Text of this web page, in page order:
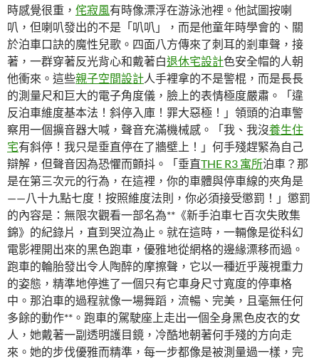
時感覺很重， 侘寂風有時像漂浮在游泳池裡。他試圖按喇
叭，但喇叭發出的不是「叭叭」，而是他童年時學會的、關
於泊車口訣的魔性兒歌。四面八方傳來了刺耳的剎車聲，接
著，一群穿著反光背心和戴著白退休宅設計色安全帽的人朝
他衝來。這些親子空間設計人手裡拿的不是警棍，而是長長
的測量尺和巨大的電子角度儀，臉上的表情極度嚴肅。「違
反泊車維度基本法！斜停入庫！罪大惡極！」領頭的泊車警
察用一個擴音器大喊，聲音充滿機械感。「我、我沒養生住
宅有斜停！我只是垂直停在了牆壁上！」何手殘趕緊為自己
辯解，但聲音因為恐懼而顫抖。「垂直THE R3 寓所泊車？那
是在第三次元的行為，在這裡，你的車體與停車線的夾角是
——八十九點七度！按照維度法則，你必須接受懲罰！」懲罰
的內容是：無限次觀看一部名為**《新手泊車七百次失敗集
錦》的紀錄片，直到哭泣為止。就在這時，一輛像是從科幻
電影裡開出來的黑色跑車，優雅地從網格的邊緣漂移而過。
跑車的輪胎發出令人陶醉的摩擦聲，它以一種近乎蔑視重力
的姿態，精準地停進了一個只有它車身尺寸寬度的停車格
中。那泊車的過程就像一場舞蹈，流暢、完美，且毫無任何
多餘的動作**。跑車的駕駛座上走出一個全身黑色皮衣的女
人，她戴著一副透明護目鏡，冷酷地朝著何手殘的方向走
來。她的步伐優雅而精準，每一步都像是被測量過一樣，完